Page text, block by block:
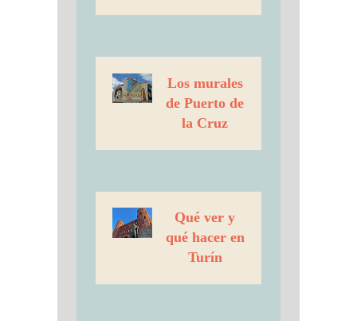
Los murales
de Puerto de
la Cruz
Qué ver y
qué hacer en
Turín